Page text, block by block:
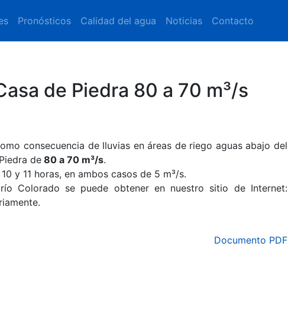
Pronósticos Calidad del agua Noticias Contacto
de Piedra 80 a 70 m³/s
consecuencia de lluvias en áreas de riego aguas abajo del
de80 a 70 m³/s.
y 11 horas, en ambos casos de 5 m³/s.
Colorado se puede obtener en nuestro sitio de Internet:
Documento PDF